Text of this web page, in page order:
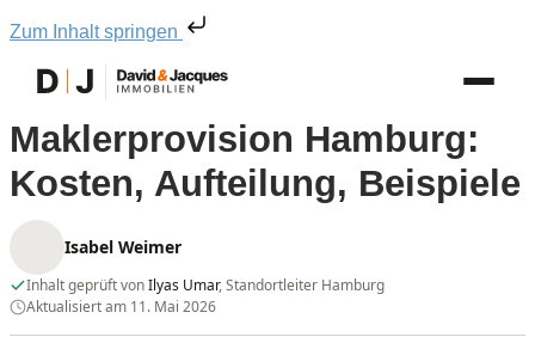
Zum Inhalt springen
Maklerprovision Hamburg:
Kosten, Aufteilung, Beispiele
Isabel Weimer
Inhalt geprüft vonIlyas Umar, Standortleiter Hamburg
Aktualisiert am 11. Mai 2026